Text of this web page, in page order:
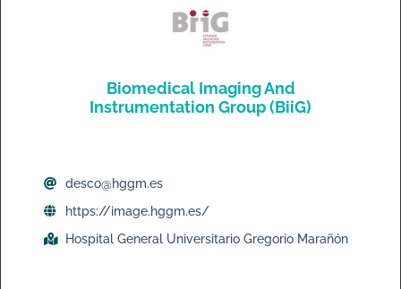
Biomedical Imaging And
Instrumentation Group (BiiG)
desco@hggm.es
https://image.hggm.es/
Hospital General Universitario Gregorio Marañón